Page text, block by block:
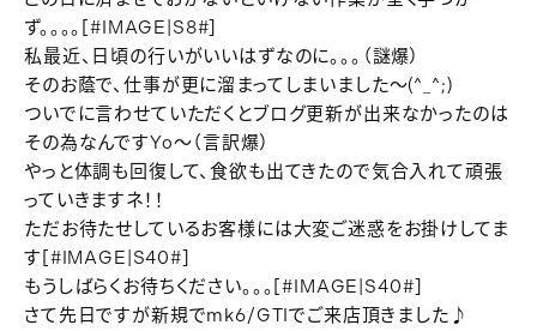
ず。。。。[#IMAGE|S8#]
私最近、日頃の行いがいいはずなのに。。。（謎爆）
そのお蔭で、仕事が更に溜まってしまいました～(^_^;)
ついでに言わせていただくとブログ更新が出来なかったのは
その為なんですYo～（言訳爆）
やっと体調も回復して、食欲も出てきたので気合入れて頑張
っていきますネ！！
ただお待たせしているお客様には大変ご迷惑をお掛けしてま
す[#IMAGE|S40#]
もうしばらくお待ちください。。。[#IMAGE|S40#]
さて先日ですが新規でmk6/GTIでご来店頂きました♪